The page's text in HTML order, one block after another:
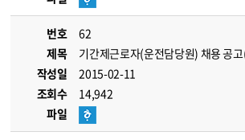
번호
62
제목
기간제근로자(운전담당원) 채용 공
작성일
2015-02-11
조회수
14,942
파일